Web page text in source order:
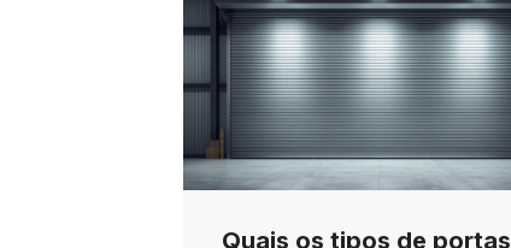
Quais os tipos de portas